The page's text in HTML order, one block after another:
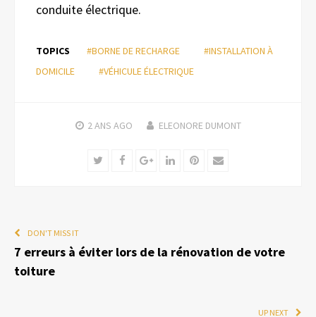
conduite électrique.
TOPICS #BORNE DE RECHARGE
#INSTALLATION À
DOMICILE
#VÉHICULE ÉLECTRIQUE
2 ANS AGO ELEONORE DUMONT
TwitterFacebookGoogle+LinkedInPinterest
Email
DON'T MISS IT
7 erreurs à éviter lors de la rénovation de votre
toiture
UP NEXT